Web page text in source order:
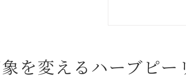
好印象
お肌の
自信あふれ
ハーブ
を変えるハーブピー